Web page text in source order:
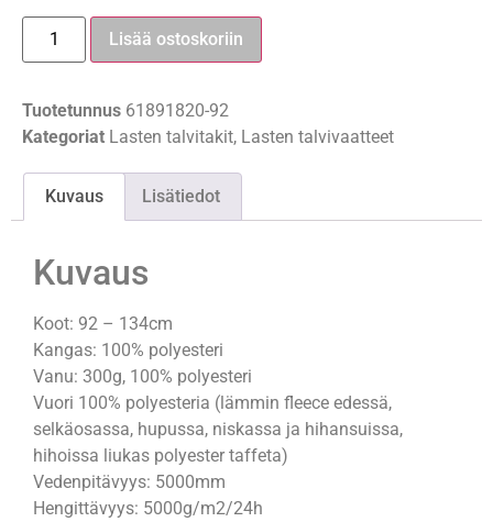
Lisää ostoskoriin
Tuotetunnus 61891820-92
Kategoriat Lasten talvitakit, Lasten talvivaatteet
Kuvaus Lisätiedot
Kuvaus
Koot: 92 – 134cm
Kangas: 100% polyesteri
Vanu: 300g, 100% polyesteri
Vuori 100% polyesteria (lämmin fleece edessä,
selkäosassa, hupussa, niskassa ja hihansuissa,
hihoissa liukas polyester taffeta)
Vedenpitävyys: 5000mm
Hengittävyys: 5000g/m2/24h